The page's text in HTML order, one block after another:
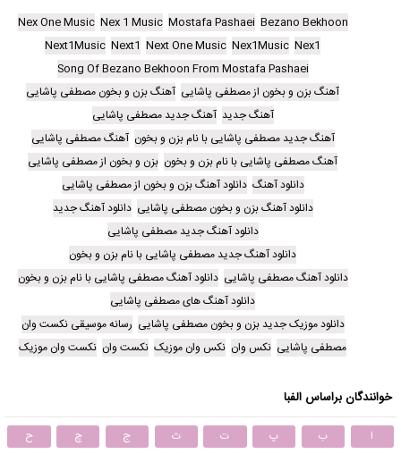
Bezano Bekhoon
Mostafa Pashaei
Nex 1 Music
Nex One Music
Nex1
Nex1Music
Next One Music
Next1
Next1Music
Song Of Bezano Bekhoon From Mostafa Pashaei
آهنگ بزن و بخون از مصطفی پاشایی آهنگ بزن و بخون مصطفی پاشایی
آهنگ جدید آهنگ جدید مصطفی پاشایی
آهنگ جدید مصطفی پاشایی با نام بزن و بخون آهنگ مصطفی پاشایی
آهنگ مصطفی پاشایی با نام بزن و بخون بزن و بخون از مصطفی پاشایی
دانلود آهنگ دانلود آهنگ بزن و بخون از مصطفی پاشایی
دانلود آهنگ بزن و بخون مصطفی پاشایی دانلود آهنگ جدید
دانلود آهنگ جدید مصطفی پاشایی
دانلود آهنگ جدید مصطفی پاشایی با نام بزن و بخون
دانلود آهنگ مصطفی پاشایی دانلود آهنگ مصطفی پاشایی با نام بزن و بخون
دانلود آهنگ های مصطفی پاشایی
دانلود موزیک جدید بزن و بخون مصطفی پاشایی رسانه موسیقی نکست وان
مصطفی پاشایی نکس وان نکس وان موزیک نکست وان نکست وان موزیک
خوانندگان براساس الفبا
ا ب پ ت ث ج چ
ح